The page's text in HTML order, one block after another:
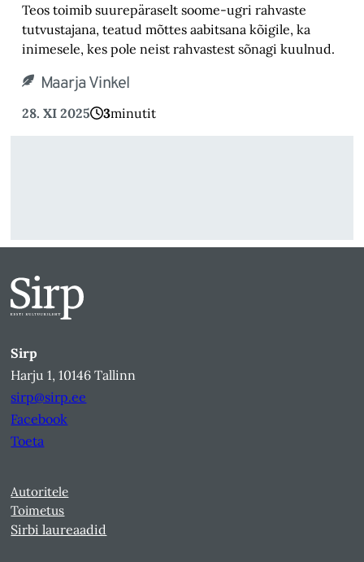
Teos toimib suurepäraselt soome-ugri rahvaste
tutvustajana, teatud mõttes aabitsana kõigile, ka
inimesele, kes pole neist rahvastest sõnagi kuulnud.
Maarja Vinkel
28. XI 2025 3minutit
Sirp
Harju 1, 10146 Tallinn
sirp@sirp.ee
Facebook
Toeta
Autoritele
Toimetus
Sirbi laureaadid